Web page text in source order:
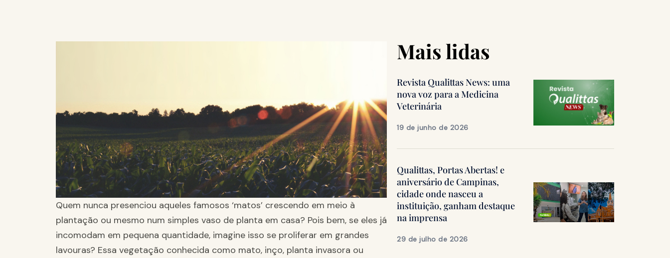
Quem nunca presenciou aqueles famosos ‘matos’ crescendo em meio à
plantação ou mesmo num simples vaso de planta em casa? Pois bem, se eles já
incomodam em pequena quantidade, imagine isso se proliferar em grandes
lavouras? Essa vegetação conhecida como mato, inço, planta invasora ou
Mais lidas
Revista Qualittas News: uma
nova voz para a Medicina
Veterinária
19 de junho de 2026
Qualittas, Portas Abertas! e
aniversário de Campinas,
cidade onde nasceu a
instituição, ganham destaque
na imprensa
29 de julho de 2026